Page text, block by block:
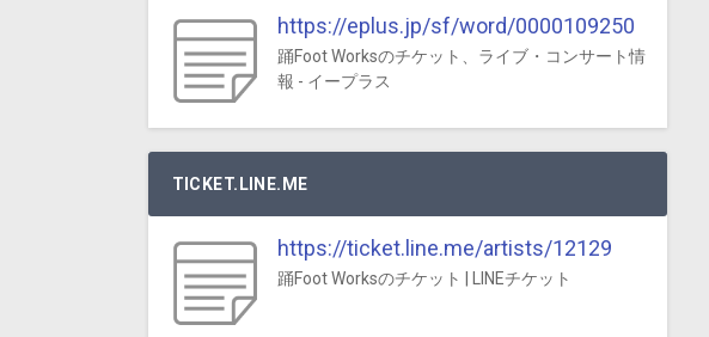
https://eplus.jp/sf/word/0000109250
踊Foot Worksのチケット、ライブ・コンサート情
報 - イープラス
TICKET.LINE.ME
https://ticket.line.me/artists/12129
踊Foot Worksのチケット | LINEチケット